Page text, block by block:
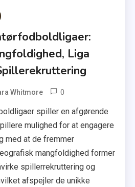
Liga
Whitmore 0
spiller en afgørende
mulighed for at engagere
med at de fremmer
mangfoldighed former
spillerrekruttering og
afspejler de unikke